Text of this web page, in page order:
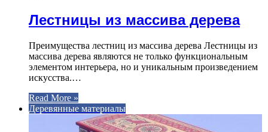
Лестницы из массива дерева
Преимущества лестниц из массива дерева Лестницы из
массива дерева являются не только функциональным
элементом интерьера, но и уникальным произведением
искусства.…
Read More »
Деревянные материалы